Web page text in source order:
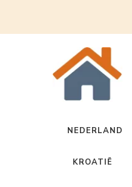
NEDERLAND
KROATIË